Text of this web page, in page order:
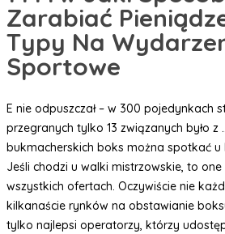
Zarabiać
Typy Na
Sportowe
E nie odpuszczał – w 300 pojedynkach
przegranych tylko 13 związanych było z
bukmacherskich boks można spotkać
Jeśli chodzi u walki mistrzowskie, to
wszystkich ofertach. Oczywiście nie
kilkanaście rynków na obstawianie
tylko najlepsi operatorzy, którzy